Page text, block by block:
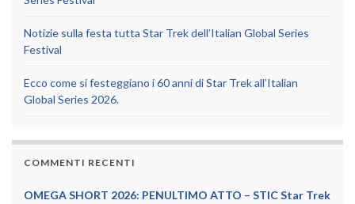
Notizie sulla festa tutta Star Trek dell’Italian Global Series
Festival
Ecco come si festeggiano i 60 anni di Star Trek all’Italian
Global Series 2026.
COMMENTI RECENTI
OMEGA SHORT 2026: PENULTIMO ATTO – STIC Star Trek